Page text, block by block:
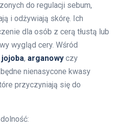
do regulacji sebum,
i odżywiają skórę. Ich
dla osób z cerą tłustą lub
wygląd cery. Wśród
jojoba, arganowy czy
nienasycone kwasy
przyczyniają się do